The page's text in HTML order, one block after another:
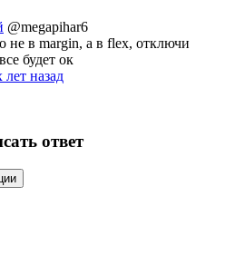
@megapihar6
не в margin, а в flex, отключи
будет ок
лет назад
ответ